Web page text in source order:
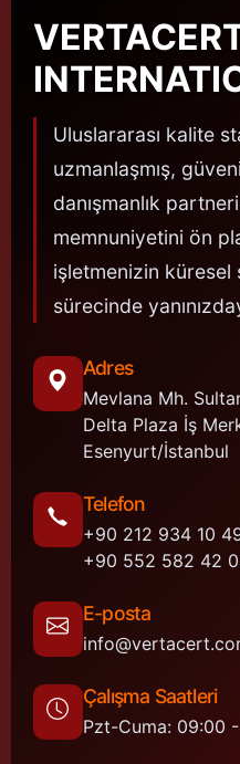
Uluslararası kalite
uzmanlaşmış,
danışmanlık
memnuniyetini ön
işletmenizin
sürecinde
Adres
Mevlana Mh.
Delta Plaza İş
Esenyurt/İstanbul
Telefon
+90 212 934 10
+90 552 582 42
E-posta
Çalışma Saatleri
Pzt-Cuma: 09:00